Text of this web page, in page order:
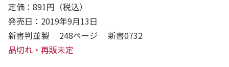
定価：891円（税込）
発売日：2019年9月13日
新書判並製 248ページ 新書0732
品切れ・再販未定